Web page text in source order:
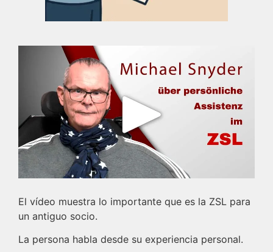
El vídeo muestra lo importante que es la ZSL para
un antiguo socio.
La persona habla desde su experiencia personal.